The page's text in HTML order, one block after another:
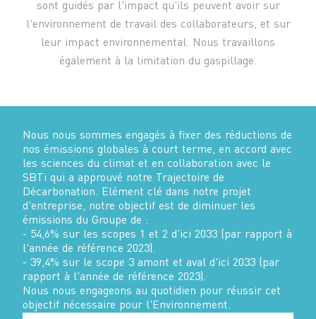
sont guidés par l'impact qu'ils peuvent avoir sur
l'environnement de travail des collaborateurs, et sur
leur impact environnemental. Nous travaillons
également à la limitation du gaspillage.
Nous nous sommes engagés à fixer des réductions de
nos émissions globales à court terme, en accord avec
les sciences du climat et en collaboration avec le
SBTi qui a approuvé notre Trajectoire de
Décarbonation. Elément clé dans notre projet
d'entreprise, notre objectif est de diminuer les
émissions du Groupe de :
- 54,6% sur les scopes 1 et 2 d'ici 2033 (par rapport à
l'année de référence 2023).
- 39,4% sur le scope 3 amont et aval d'ici 2033 (par
rapport à l'année de référence 2023).
Nous nous engageons au quotidien pour réussir cet
objectif nécessaire pour l'Environnement.